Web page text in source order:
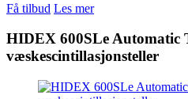
Få tilbud Les mer
HIDEX 600SLe Automatic
væskescintillasjonsteller